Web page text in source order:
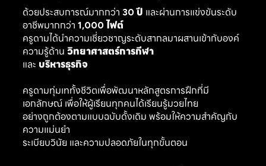
ด้วยประสบการณ์มากกว่า 30 ปี และผ่านการแข่งขันระดับ
อาชีพมากกว่า 1,000 ไฟต์
ครูดามได้นำความเชี่ยวชาญระดับสากลมาผสานเข้ากับองค์
ความรู้ด้าน วิทยาศาสตร์การกีฬา
และ บริหารธุรกิจ
ครูดามทุ่มเททั้งชีวิตเพื่อพัฒนาหลักสูตรการฝึกที่มี
เอกลักษณ์ เพื่อให้ผู้เรียนทุกคนได้เรียนรู้มวยไทย
อย่างถูกต้องตามแบบฉบับดั้งเดิม พร้อมให้ความสำคัญกับ
ความแม่นยำ
ระเบียบวินัย และความปลอดภัยในทุกขั้นตอน